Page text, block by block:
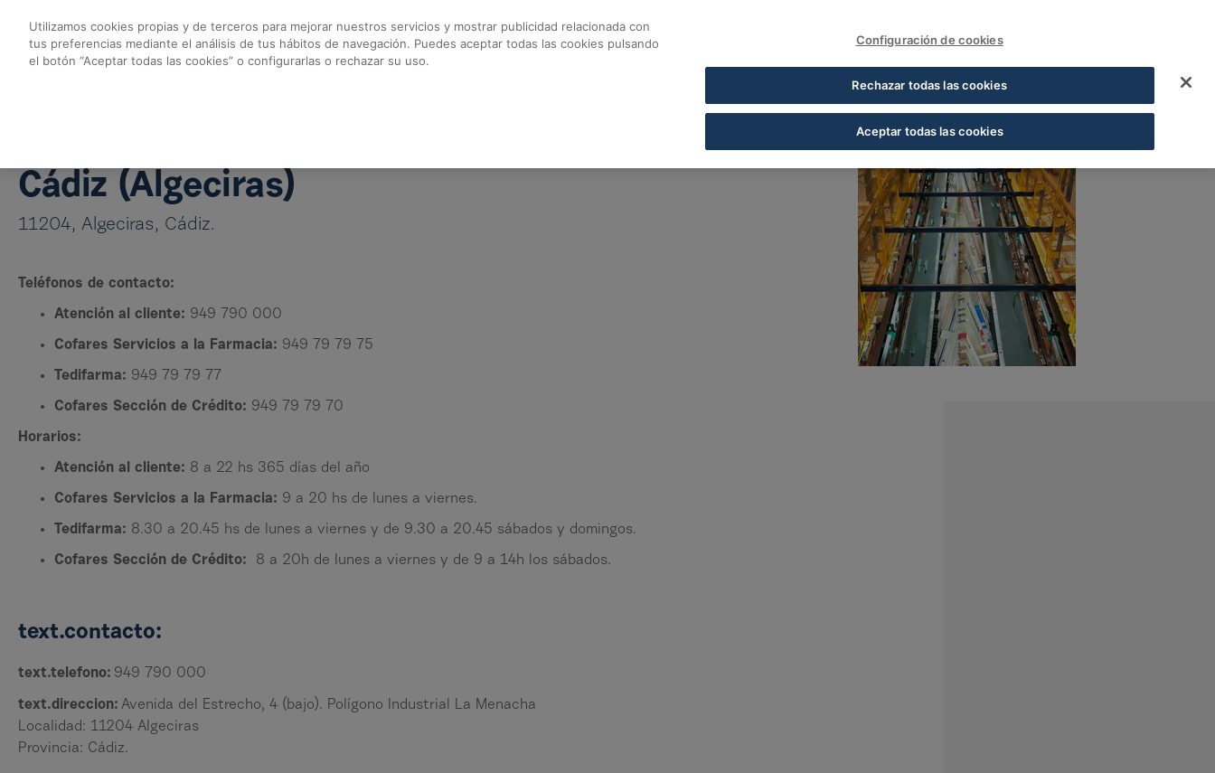
CONTACTO COFARES SECCIÓN DE CRÉDITO FUNDACIÓN COFARES
Almacén Algeciras - Cofares
Cádiz (Algeciras)
11204, Algeciras, Cádiz.
Teléfonos de contacto:
Atención al cliente: 949 790 000
Cofares Servicios a la Farmacia: 949 79 79 75
Tedifarma: 949 79 79 77
Cofares Sección de Crédito: 949 79 79 70
Horarios:
Atención al cliente: 8 a 22 hs 365 días del año
Cofares Servicios a la Farmacia: 9 a 20 hs de lunes a viernes.
Tedifarma: 8.30 a 20.45 hs de lunes a viernes y de 9.30 a 20.45 sábados y domingos.
Cofares Sección de Crédito: 8 a 20h de lunes a viernes y de 9 a 14h los sábados.
text.contacto:
text.telefono: 949 790 000
text.direccion: Avenida del Estrecho, 4 (bajo). Polígono Industrial La Menacha
Localidad: 11204 Algeciras
Provincia: Cádiz.
Utilizamos cookies propias y de terceros para mejorar nuestros servicios y mostrar publicidad relacionada con
tus preferencias mediante el análisis de tus hábitos de navegación. Puedes aceptar todas las cookies pulsando
el botón “Aceptar todas las cookies” o configurarlas o rechazar su uso.
Configuración de cookies
Rechazar todas las cookies
Aceptar todas las cookies